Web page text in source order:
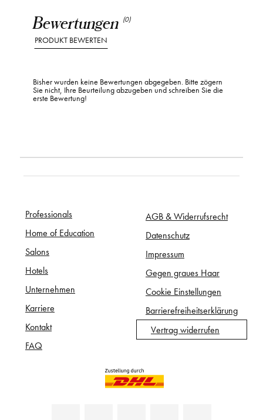
Bewertungen (0)
PRODUKT BEWERTEN
Bisher wurden keine Bewertungen abgegeben. Bitte zögern
Sie nicht, Ihre Beurteilung abzugeben und schreiben Sie die
erste Bewertung!
Professionals
Home of Education
Salons
Hotels
Unternehmen
Karriere
Kontakt
FAQ
AGB & Widerrufsrecht
Datenschutz
Impressum
Gegen graues Haar
Cookie Einstellungen
Barrierefreiheitserklärung
Vertrag widerrufen